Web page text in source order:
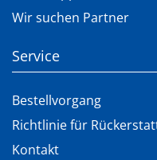
Wir suchen Partner
Service
Bestellvorgang
Richtlinie für
Kontakt